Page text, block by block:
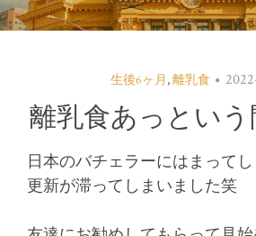
生後6ヶ月 ,離乳食
離乳食あっという
日本のバチェラーにはまって
更新が滞ってしまいました笑